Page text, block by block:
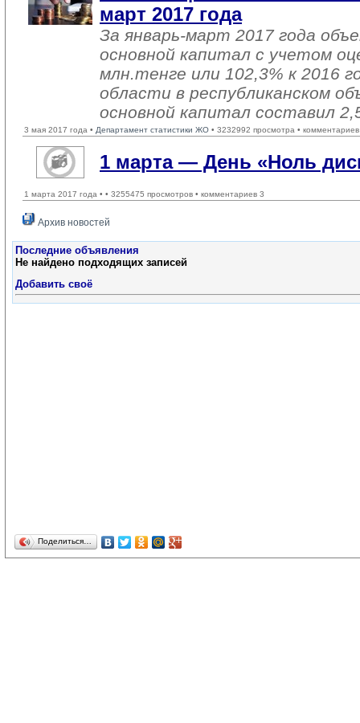
март 2017 года
За январь-март 2017 года
основной капитал с учетом
млн.тенге или 102,3% к 2016
области в республиканском
основной капитал составил
3 мая 2017 года • Департамент статистики ЖО • 3232992 просмотра •
1 марта — День «Ноль
1 марта 2017 года • • 3255475 просмотров • комментариев 3
Архив новостей
Последние объявления
Не найдено подходящих записей
Добавить своё
Поделиться…